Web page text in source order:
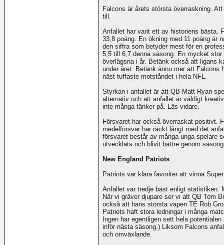
Falcons är årets största överraskning.
till.
Anfallet har varit ett av historiens bästa.
33,8 poäng. En ökning med 11 poäng är
den siffra som betyder mest för en
5,5 till 6,7 denna säsong. En mycket
överlägsna i år. Betänk också att ligans
under året. Betänk ännu mer att
näst tuffaste motståndet i hela NFL.
Styrkan i anfallet är att QB Matt Ryan
alternativ och att anfallet är väldigt
inte många tänker på. Läs vidare.
Försvaret har också överraskat positivt.
medelförsvar har räckt långt med det
försvaret består av många unga spelare
utvecklats och blivit bättre genom
New England Patriots
Patriots var klara favoriter att vinna
Anfallet var tredje bäst enligt statistiken.
När vi gräver djupare ser vi att QB Tom
också att hans största vapen TE Rob
Patriots haft stora ledningar i många
Ingen har egentligen sett hela
inför nästa säsong.) Liksom Falcons
och omväxlande.